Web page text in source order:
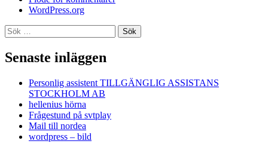
WordPress.org
Sök
efter:
Senaste inläggen
Personlig assistent TILLGÄNGLIG ASSISTANS
STOCKHOLM AB
hellenius hörna
Frågestund på svtplay
Mail till nordea
wordpress – bild